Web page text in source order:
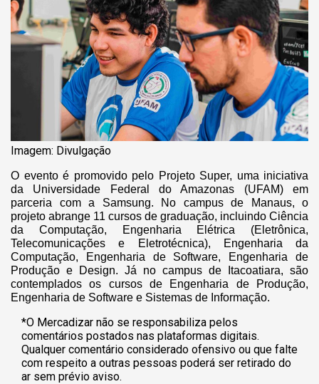
Imagem: Divulgação
O evento é promovido pelo Projeto Super, uma iniciativa
da Universidade Federal do Amazonas (UFAM) em
parceria com a Samsung. No campus de Manaus, o
projeto abrange 11 cursos de graduação, incluindo Ciência
da Computação, Engenharia Elétrica (Eletrônica,
Telecomunicações e Eletrotécnica), Engenharia da
Computação, Engenharia de Software, Engenharia de
Produção e Design. Já no campus de Itacoatiara, são
contemplados os cursos de Engenharia de Produção,
Engenharia de Software e Sistemas de Informação.
*O Mercadizar não se responsabiliza pelos
comentários postados nas plataformas digitais.
Qualquer comentário considerado ofensivo ou que falte
com respeito a outras pessoas poderá ser retirado do
ar sem prévio aviso.